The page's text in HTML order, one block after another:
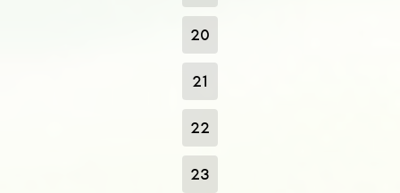
20
21
22
23